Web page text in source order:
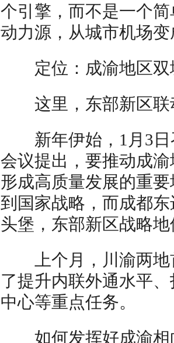
个引擎，而不是一个
动力源，从城市机场
定位：成渝地区双
这里，东部新区联
新年伊始，1月3日
会议提出，要推动成
形成高质量发展的重
到国家战略，而成都
头堡，东部新区战略
上个月，川渝两地
了提升内联外通水平
中心等重点任务。
如何发挥好成渝相